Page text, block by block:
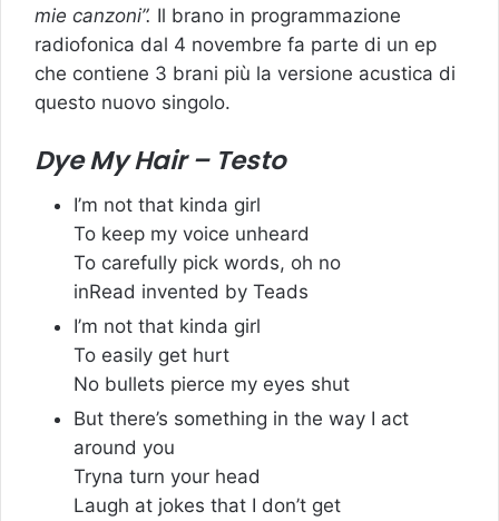
mie canzoni”. Il brano in programmazione
radiofonica dal 4 novembre fa parte di un ep
che contiene 3 brani più la versione acustica di
questo nuovo singolo.
Dye My Hair – Testo
I’m not that kinda girl
To keep my voice unheard
To carefully pick words, oh no
inRead invented by Teads
I’m not that kinda girl
To easily get hurt
No bullets pierce my eyes shut
But there’s something in the way I act
around you
Tryna turn your head
Laugh at jokes that I don’t get